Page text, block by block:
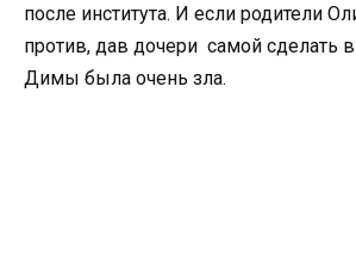
после института. И если родители
против, дав дочери самой сделать
Димы была очень зла.